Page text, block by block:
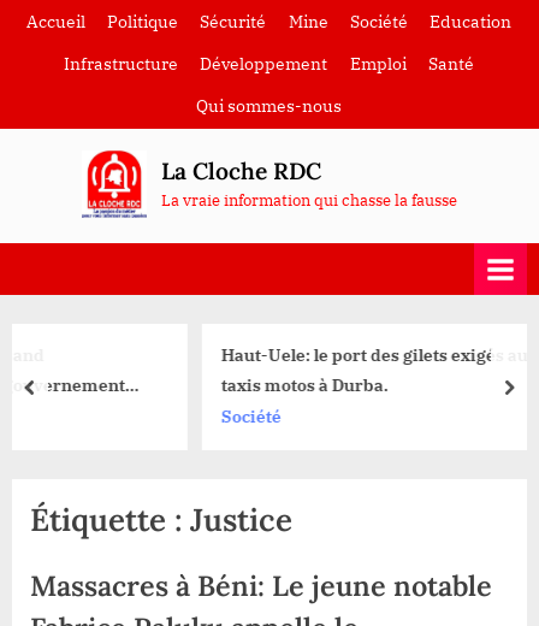
SkipAccueil Politique Sécurité Mine Société
Education
Infrastructure
Développement Emploi
Santé
Qui sommes-nous
La Cloche RDC
La vraie information qui chasse la fausse
Haut-Uele: le port des gilets exigés aux conducteurs
taxis motos à Durba.
prev
Étiquette : Justice
Massacres à Béni: Le jeune notable